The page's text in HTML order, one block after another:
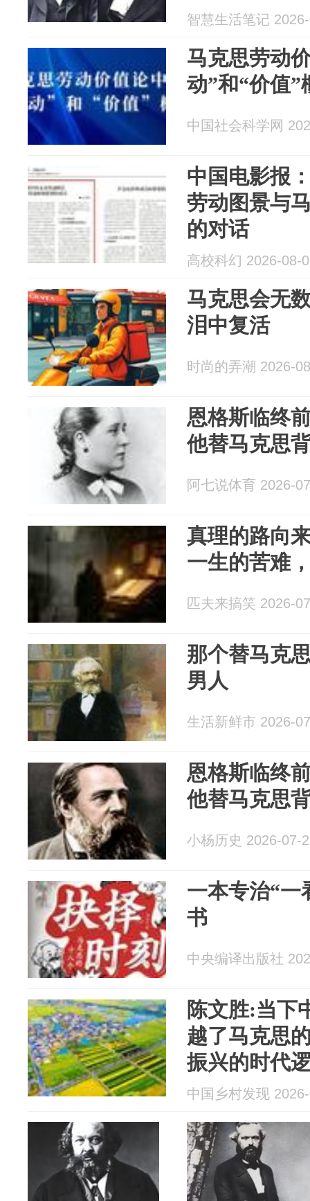
智慧生活笔记
马克思劳动
动”和“价值”
中国社会科学网
中国电影报
劳动图景与
的对话
高校科幻 2026-08-
马克思会无
泪中复活
时尚的弄潮 2026-
恩格斯临终
他替马克思
阿七说体育 2026-
真理的路向
一生的苦难
匹夫来搞笑 2026-
那个替马克
男人
生活新鲜市 2026-
恩格斯临终
他替马克思
小杨历史 2026-07-
一本专治“一
书
中央编译出版社
陈文胜:当下
越了马克思
振兴的时代
中国乡村发现